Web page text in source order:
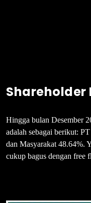
Shareholder
Hingga bulan Desember
adalah sebagai berikut:
dan Masyarakat 48.64%.
cukup bagus dengan free